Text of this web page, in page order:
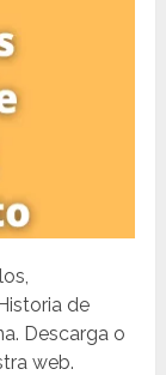
de
Descarga o
web.